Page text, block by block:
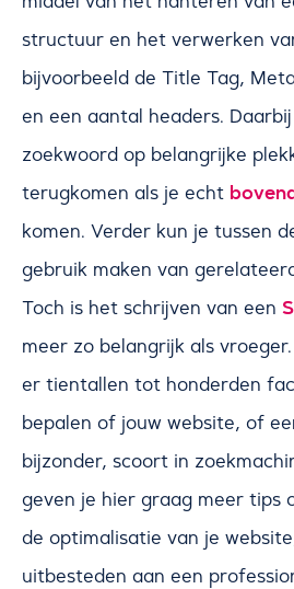
structuur en het verwerken
bijvoorbeeld de Title Tag,
en een aantal headers.
zoekwoord op belangrijke
terugkomen als je echt
komen. Verder kun je tussen
gebruik maken van
Toch is het schrijven van een
meer zo belangrijk als
er tientallen tot honderden
bepalen of jouw website, of
bijzonder, scoort in
geven je hier graag meer tips
de optimalisatie van je
uitbesteden aan een